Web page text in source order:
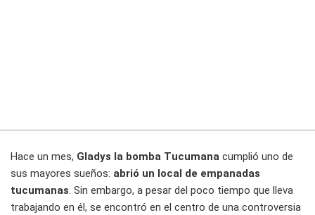
Hace un mes, Gladys la bomba Tucumana cumplió uno de
sus mayores sueños: abrió un local de empanadas
tucumanas. Sin embargo, a pesar del poco tiempo que lleva
trabajando en él, se encontró en el centro de una controversia